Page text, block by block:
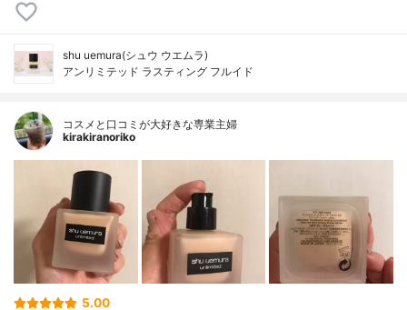
shu uemura(シュウ ウエムラ)
アンリミテッド ラスティング フルイド
コスメと口コミが大好きな専業主婦
kirakiranoriko
5.00